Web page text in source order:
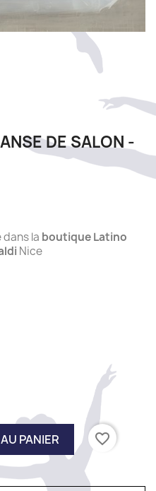
DE SALON -
la boutique Latino
Nice
PANIER favorite_border